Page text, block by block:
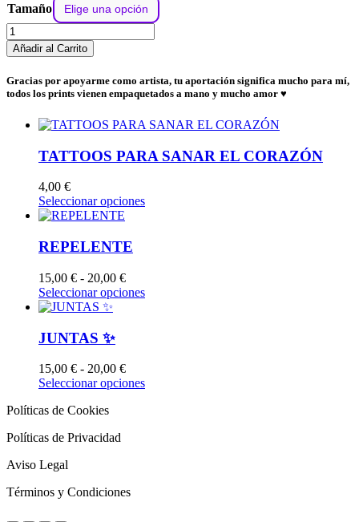
desde
hasta
20,00 €
Tamaño
AQUELARRE
cantidad
Añadir al Carrito
Gracias por apoyarme como artista, tu aportación significa mucho para mí,
todos los prints vienen empaquetados a mano y mucho amor ♥
TATTOOS PARA SANAR EL CORAZÓN
4,00 €
Seleccionar opciones
REPELENTE
15,00 € - 20,00 €Rango
de
20,00 €
Seleccionar opciones
JUNTAS ✨
15,00 € - 20,00 €Rango
de
Seleccionar opciones
Políticas de Cookies
Políticas de Privacidad
Aviso Legal
Términos y Condiciones